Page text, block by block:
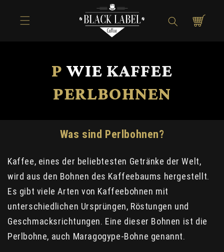
Inhalt
Warenkorb
P WIE KAFFEE
PERLBOHNEN
Was sind Perlbohnen?
Kaffee, eines der beliebtesten Getränke der Welt,
wird aus den Bohnen des Kaffeebaums hergestellt.
Es gibt viele Arten von Kaffeebohnen mit
unterschiedlichen Ursprüngen, Röstungen und
Geschmacksrichtungen. Eine dieser Bohnen ist die
Perlbohne, auch Maragogype-Bohne genannt.